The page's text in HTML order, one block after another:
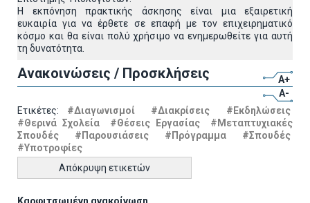
Η εκπόνηση πρακτικής άσκησης είναι μια εξαιρετική
ευκαιρία για να έρθετε σε επαφή με τον επιχειρηματικό
κόσμο και θα είναι πολύ χρήσιμο να ενημερωθείτε για αυτή
τη δυνατότητα.
Ανακοινώσεις / Προσκλήσεις
A+
A-
Ετικέτες: #Διαγωνισμοί #Διακρίσεις
#Εκδηλώσεις
#Θερινά Σχολεία
#Θέσεις Εργασίας
#Μεταπτυχιακές
Σπουδές
#Παρουσιάσεις #Πρόγραμμα
#Σπουδές
#Υποτροφίες
Απόκρυψη ετικετών